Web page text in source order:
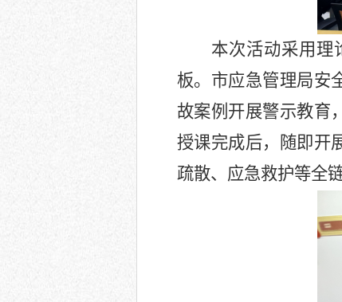
本次活动采用理
板。市应急管理局安
故案例开展警示教育
授课完成后，随即开
疏散、应急救护等全